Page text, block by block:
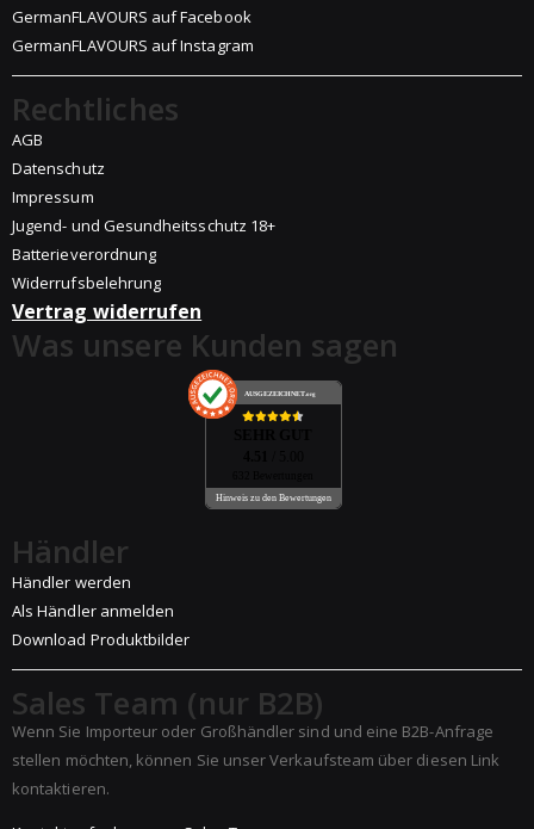
GermanFLAVOURS auf Facebook
GermanFLAVOURS auf Instagram
Rechtliches
AGB
Datenschutz
Impressum
Jugend- und Gesundheitsschutz 18+
Batterieverordnung
Widerrufsbelehrung
Vertrag widerrufen
Was unsere Kunden sagen
AUSGEZEICHNET.org
Hinweis zu den Bewertungen
Händler
Händler werden
Als Händler anmelden
Download Produktbilder
Sales Team (nur B2B)
Wenn Sie Importeur oder Großhändler sind und eine B2B-Anfrage
stellen möchten, können Sie unser Verkaufsteam über diesen Link
kontaktieren.